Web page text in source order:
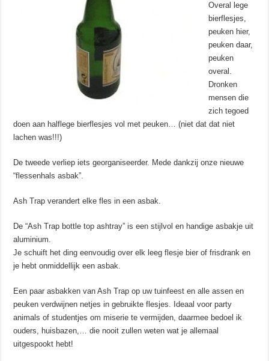
Overal lege
bierflesjes,
peuken hier,
peuken daar,
peuken
overal.
Dronken
mensen die
zich tegoed
doen aan halflege bierflesjes vol met peuken… (niet dat dat niet
lachen was!!!)
De tweede verliep iets georganiseerder. Mede dankzij onze nieuwe
“flessenhals asbak”.
Ash Trap verandert elke fles in een asbak.
De “Ash Trap bottle top ashtray” is een stijlvol en handige asbakje uit
aluminium.
Je schuift het ding eenvoudig over elk leeg flesje bier of frisdrank en
je hebt onmiddellijk een asbak.
Een paar asbakken van Ash Trap op uw tuinfeest en alle assen en
peuken verdwijnen netjes in gebruikte flesjes. Ideaal voor party
animals of studentjes om miserie te vermijden, daarmee bedoel ik
ouders, huisbazen,… die nooit zullen weten wat je allemaal
uitgespookt hebt!